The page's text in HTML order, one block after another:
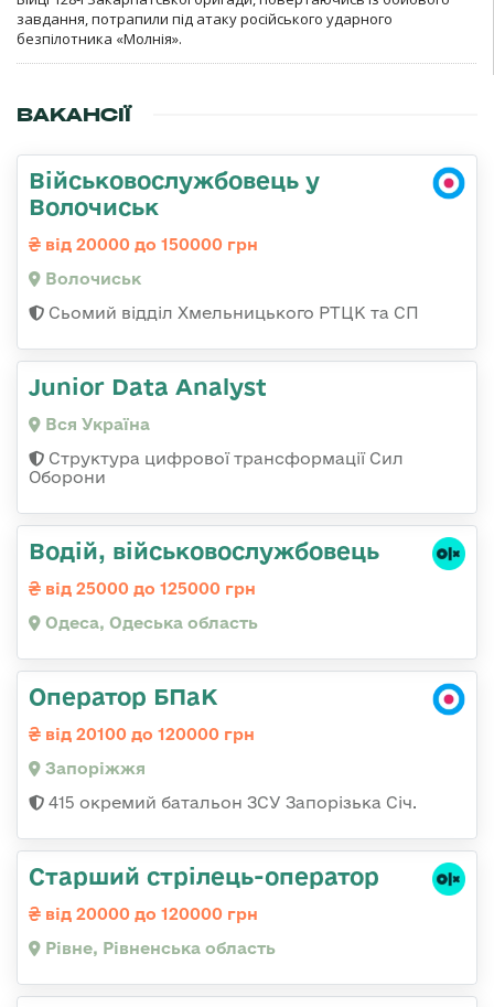
завдання, потрапили під атаку російського ударного
безпілотника «Молнія».
ВАКАНСІЇ
Військовослужбовець у
Волочиськ
від 20000 до 150000 грн
Волочиськ
Сьомий відділ Хмельницького РТЦК та СП
Junior Data Analyst
Вся Україна
Структура цифрової трансформації Сил
Оборони
Водій, військовослужбовець
від 25000 до 125000 грн
Одеса, Одеська область
Оператор БПаК
від 20100 до 120000 грн
Запоріжжя
415 окремий батальон ЗСУ Запорізька Січ.
Старший стрілець-оператор
від 20000 до 120000 грн
Рівне, Рівненська область